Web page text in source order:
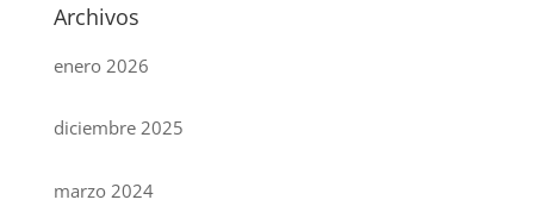
Archivos
enero 2026
diciembre 2025
marzo 2024